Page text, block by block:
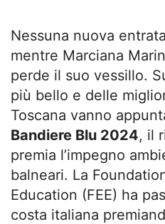
Nessuna nuova
mentre Marciana
perde il suo vessillo.
più bello e delle
Toscana vanno
Bandiere Blu 2024, il
premia l’impegno
balneari. La
Education (FEE) ha
costa italiana